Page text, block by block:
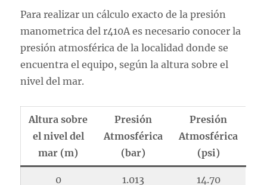
Para realizar un cálculo exacto de la presión
manometrica del r410A es necesario conocer la
presión atmosférica de la localidad donde se
encuentra el equipo, según la altura sobre el
nivel del mar.
Altura sobre
el nivel del
mar (m)
Presión
Atmosférica
(bar)
Presión
Atmosférica
(psi)
0 1.013 14.70